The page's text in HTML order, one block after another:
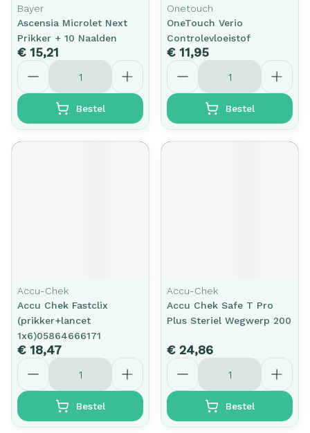
Bayer
Ascensia Microlet Next
Prikker + 10 Naalden
€ 15,21
Aantal
Bestel
Onetouch
OneTouch Verio
Controlevloeistof
€ 11,95
Aantal
Bestel
Accu-Chek
Accu Chek Fastclix
(prikker+lancet
1x6)05864666171
€ 18,47
Aantal
Bestel
Accu-Chek
Accu Chek Safe T Pro
Plus Steriel Wegwerp 200
€ 24,86
Aantal
Bestel